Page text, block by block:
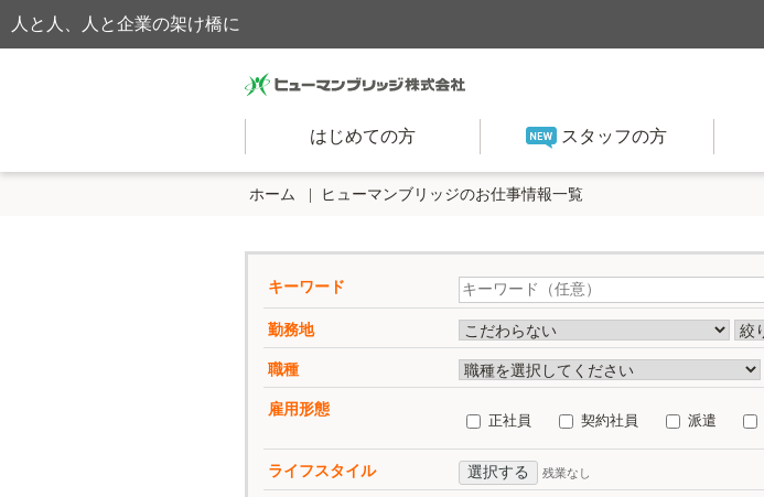
人と人、人と企業の架け橋に
はじめての方 スタッフの方
ホーム ヒューマンブリッジのお仕事情報一覧
キーワード
勤務地
職種
雇用形態
正社員 契約社員 派遣
ライフスタイル 選択する 残業なし